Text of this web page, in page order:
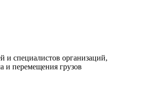
и специалистов организаций,
и перемещения грузов